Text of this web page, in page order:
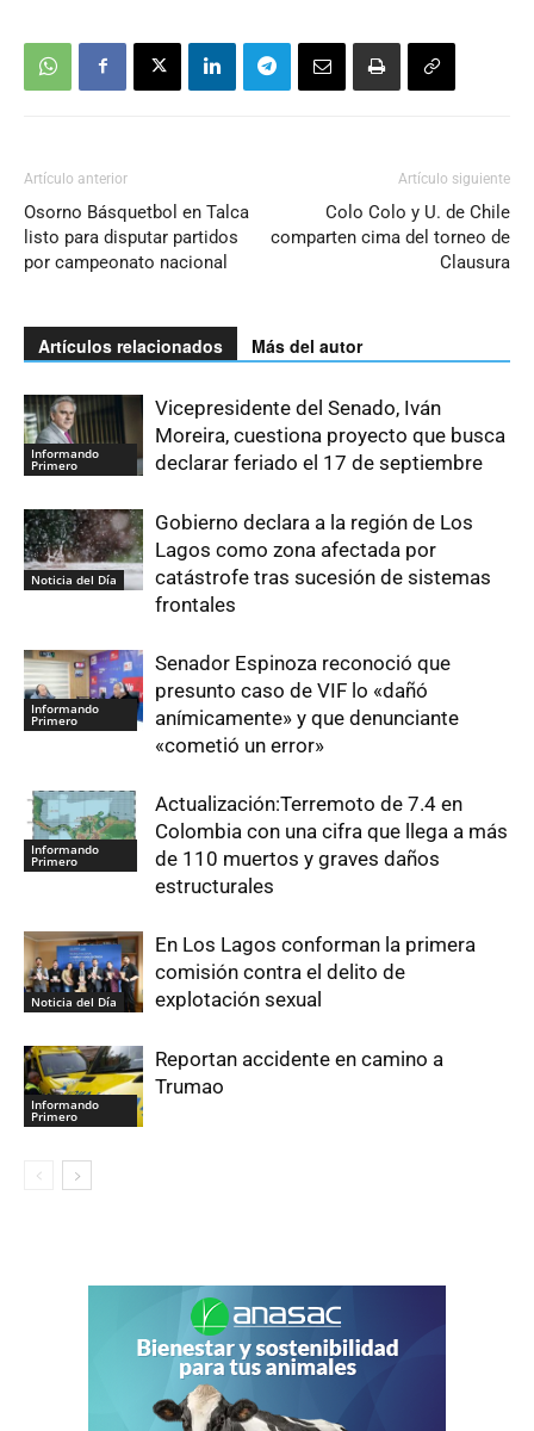
Artículo anterior
Osorno Básquetbol en Talca
listo para disputar partidos
por campeonato nacional
Artículo siguiente
Colo Colo y U. de Chile
comparten cima del torneo de
Clausura
Artículos relacionados Más del autor
Informando
Primero
Vicepresidente del Senado, Iván
Moreira, cuestiona proyecto que busca
declarar feriado el 17 de septiembre
Noticia del Día
Gobierno declara a la región de Los
Lagos como zona afectada por
catástrofe tras sucesión de sistemas
frontales
Informando
Primero
Senador Espinoza reconoció que
presunto caso de VIF lo «dañó
anímicamente» y que denunciante
«cometió un error»
Informando
Primero
Actualización:Terremoto de 7.4 en
Colombia con una cifra que llega a más
de 110 muertos y graves daños
estructurales
Noticia del Día
En Los Lagos conforman la primera
comisión contra el delito de
explotación sexual
Informando
Primero
Reportan accidente en camino a
Trumao